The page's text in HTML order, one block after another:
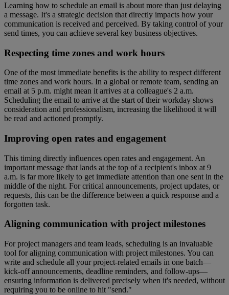
Learning how to schedule an email is about more than just delaying
a message. It's a strategic decision that directly impacts how your
communication is received and perceived. By taking control of your
send times, you can achieve several key business objectives.
Respecting time zones and work hours
One of the most immediate benefits is the ability to respect different
time zones and work hours. In a global or remote team, sending an
email at 5 p.m. might mean it arrives at a colleague's 2 a.m.
Scheduling the email to arrive at the start of their workday shows
consideration and professionalism, increasing the likelihood it will
be read and actioned promptly.
Improving open rates and engagement
This timing directly influences open rates and engagement. An
important message that lands at the top of a recipient's inbox at 9
a.m. is far more likely to get immediate attention than one sent in the
middle of the night. For critical announcements, project updates, or
requests, this can be the difference between a quick response and a
forgotten task.
Aligning communication with project milestones
For project managers and team leads, scheduling is an invaluable
tool for aligning communication with project milestones. You can
write and schedule all your project-related emails in one batch—
kick-off announcements, deadline reminders, and follow-ups—
ensuring information is delivered precisely when it's needed, without
requiring you to be online to hit "send."